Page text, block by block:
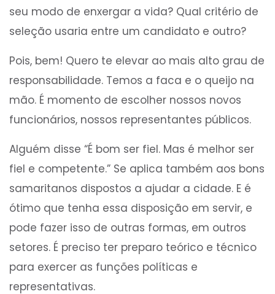
seu modo de enxergar a vida? Qual critério de
seleção usaria entre um candidato e outro?
Pois, bem! Quero te elevar ao mais alto grau de
responsabilidade. Temos a faca e o queijo na
mão. É momento de escolher nossos novos
funcionários, nossos representantes públicos.
Alguém disse “É bom ser fiel. Mas é melhor ser
fiel e competente.” Se aplica também aos bons
samaritanos dispostos a ajudar a cidade. E é
ótimo que tenha essa disposição em servir, e
pode fazer isso de outras formas, em outros
setores. É preciso ter preparo teórico e técnico
para exercer as funções políticas e
representativas.